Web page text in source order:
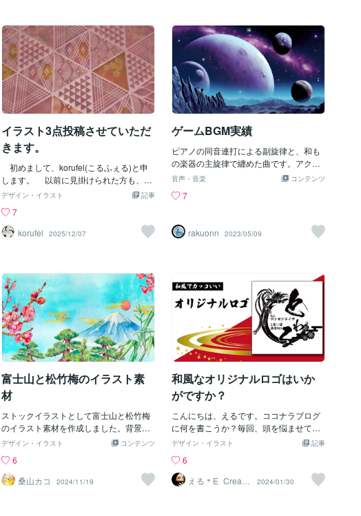
りました。我ながら結構美しく作れたん
じゃないかと思っています🌸和風素材っ
てたくさん可愛いものがあるのに年賀状
作る時以外にあまり使うことがないんで
すよね。この時たくさん使えて楽しかっ
たです。ショップカードやウェブサイト
も同じデザインでトータルコーディネー
トしたので、良い感じに統一感出せまし
た。この時の経験を元に、今後は名刺の
注文も承ろうかなあと思い始めていま
す。
みじが好きだった。夏に育った瑞々しい
青い葉が、秋になると赤やオレンジ、黄
色に染まるのが不思議だった。それがや
がて枝から離れて、ひらひら自然と地面
に舞い降りてくることも。子どもの時は
落ちてくる葉っぱを空中で捕まえるとい
う遊びを、幼馴染とよくやっていた。
あの頃そんな風に一緒に遊び、名前に
「秋」という漢字を持っている、年下の
子は、私と違って秋に大した思い入れは
ないらしいのだけれど。 「ここすごいベ
ストスポット！ おじいさんに会えてラ
ッキーだったなあ」 わたしのいる場所
こっそりとここへ行く脇道を教えてもら
ったのだ。 「アキにも教えてあげよっ
けれど、お互いに他の観光客と話し込ん
でいた結果、途中ではぐれてしまってい
た。まあ、もうふたりとも子どもではな
いのだし、どこかできっと落ち合えるだ
ろう。そう思って大きく構え、私は今、
目の前にある、絵画のような美しい景色
を楽しんでいる。 どこか近くにいるは
ずのアキに、川の水面に落ち葉の赤い色
が反射している写真と、自分の居場所を
スマートフォンで簡単に
イラスト3点投稿させていただ
きます。
初めまして、korufel(こるふぇる)と申
します。 以前に見掛けられた方も、初
めて目にされた方もよろしくお願いしま
ラスト作成を模索しており、JW＿CADで
作図したのを写真編集機能で画質等を調
整したイラストを投稿させて頂いており
「紅葉」や、そろそろ寒くなってきたの
で「雪」をテーマにしたイラストを投稿
させていただきます。 自己満足の産物
ですが少しでも興味を持って頂ければ幸
いです。 テーマ「架空のお店」 一
応、日本の江戸時代をイメージした架空
の異世界での、和風店舗の風景を描いて
みました💦 こうしてみると所々のバラ
ンスがおかしいなと…テーマ「紅葉」
秋ごろに紅葉と来年の干支が馬だったの
でしんみり風に描きたくなったイラスト
です。テーマ「雪」 窓の形は一応「雪
輪」なのですが分かりにくくなってしま
いました…。 一応真ん中にいるのはｱﾗｽ
代にいるのはありえないと思いますが目
を瞑っていただけると嬉しいです😓 以
前から家紋や小動物をモチーフにしてイ
記事
デザイン・イラスト
7
korufel
2025/12/07
ゲームBGM実績
ピアノの同音連打による副旋律と、和も
の楽器の主旋律で纏めた曲です。アクシ
ョンRPGのステージ用BGMとして制作。
す。
コンテンツ
音声・音楽
7
rakuonn 2023/05/09
富士山と松竹梅のイラスト素
材
ストックイラストとして富士山と松竹梅
のイラスト素材を作成しました。背景な
しバージョンや丸いバージョンバナーサ
もあります。こういった水彩イラストの
ご依頼がございましたら是非ご相談くだ
さい！ココナラでは手描きの水彩イラス
コンテンツ
デザイン・イラスト
6
桑山カコ
2024/11/19
和風なオリジナルロゴはいか
がですか？
こんにちは、えるです。ココナラブログ
に何を書こうか？毎回、頭を悩ませてい
ます…(T-T)笑私がココナラを初めて、約
い状態からのスタートで、悩みながら試
行錯誤してきましたが…徐々に購入も増
え、リピーター様もできました！おかげ
記事
デザイン・イラスト
6
える＊E_Creatio
n
2024/01/30